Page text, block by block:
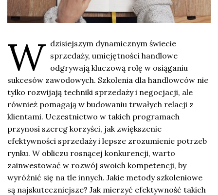
W dzisiejszym dynamicznym świecie
sprzedaży, umiejętności handlowe
odgrywają kluczową rolę w osiąganiu
sukcesów zawodowych. Szkolenia dla handlowców nie
tylko rozwijają techniki sprzedaży i negocjacji, ale
również pomagają w budowaniu trwałych relacji z
klientami. Uczestnictwo w takich programach
przynosi szereg korzyści, jak zwiększenie
efektywności sprzedaży i lepsze zrozumienie potrzeb
rynku. W obliczu rosnącej konkurencji, warto
zainwestować w rozwój swoich kompetencji, by
wyróżnić się na tle innych. Jakie metody szkoleniowe
są najskuteczniejsze? Jak mierzyć efektywność takich